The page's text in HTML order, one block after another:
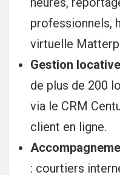
professionnels,
virtuelle
Gestion
de plus de 200
via le CRM
client en ligne.
: courtiers